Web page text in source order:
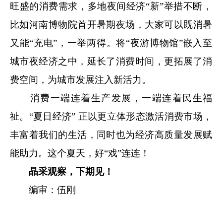
旺盛的消费需求，多地夜间经济“新”举措不断，
比如河南博物院首开暑期夜场，大家可以既消暑
又能“充电”，一举两得。将“夜游博物馆”嵌入至
城市夜经济之中，延长了消费时间，更拓展了消
费空间，为城市发展注入新活力。
消费一端连着生产发展，一端连着民生福
祉。“夏日经济” 正以更立体形态激活消费市场，
丰富着我们的生活，同时也为经济高质量发展赋
能助力。这个夏天，好“戏”连连！
晶采观察，下期见！
编审：伍刚